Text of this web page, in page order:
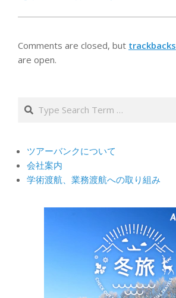
Comments are closed, but trackbacks
are open.
Search
ツアーバンクについて
会社案内
学術渡航、業務渡航への取り組み